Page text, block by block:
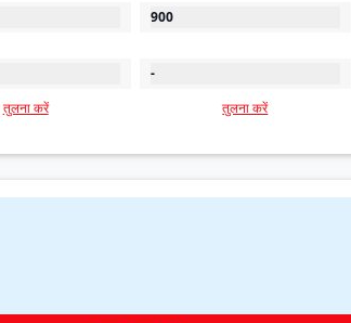
तुलना करें
900
-
तुलना करें